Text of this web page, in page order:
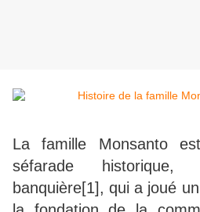
La famille Monsanto
séfarade historique,
banquière[1], qui a joué